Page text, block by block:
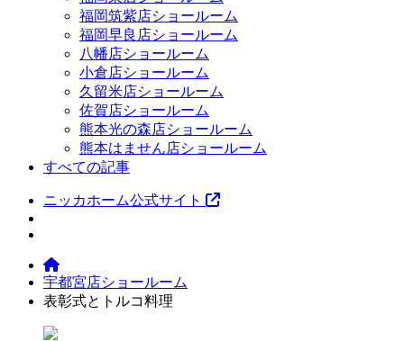
福岡筑紫店ショールーム
福岡早良店ショールーム
八幡店ショールーム
小倉店ショールーム
久留米店ショールーム
佐賀店ショールーム
熊本光の森店ショールーム
熊本はません店ショールーム
すべての記事
ニッカホーム公式サイト
宇都宮店ショールーム
表彰式とトルコ料理